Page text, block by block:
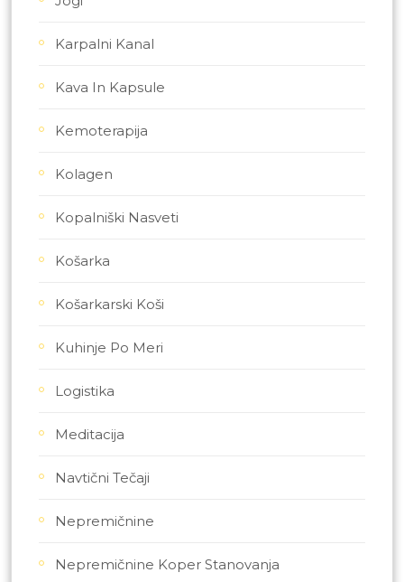
Karpalni Kanal
Kava In Kapsule
Kemoterapija
Kolagen
Kopalniški Nasveti
Košarka
Košarkarski Koši
Kuhinje Po Meri
Logistika
Meditacija
Navtični Tečaji
Nepremičnine
Nepremičnine Koper Stanovanja